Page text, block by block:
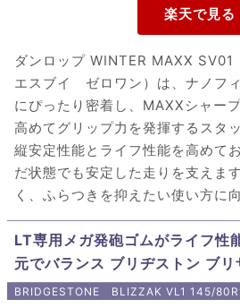
ダンロップ WINTER MAXX SV01
エスブイ ゼロワン）は、ナノフ
にぴったり密着し、MAXXシャー
高めてグリップ力を発揮するスタ
縦安定性能とライフ性能を高めて
だ状態でも安定した走りを支えま
く、ふらつきを抑えたい使い方に
LT専用メガ発砲ゴムがライフ性
元でバランス ブリヂストン ブリ
BRIDGESTONE BLIZZAK VL1 145/